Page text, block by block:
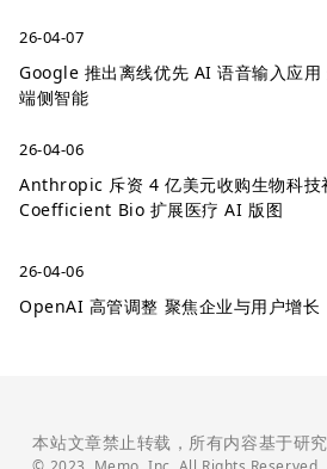
26-04-07
Google 推出离线优先 AI 语音输入应用
端侧智能
26-04-06
Anthropic 斥资 4 亿美元收购生物科技
Coefficient Bio 扩展医疗 AI 版图
26-04-06
OpenAI 高管调整 聚焦企业与用户增长
本站文章禁止转载，所有内容基于研